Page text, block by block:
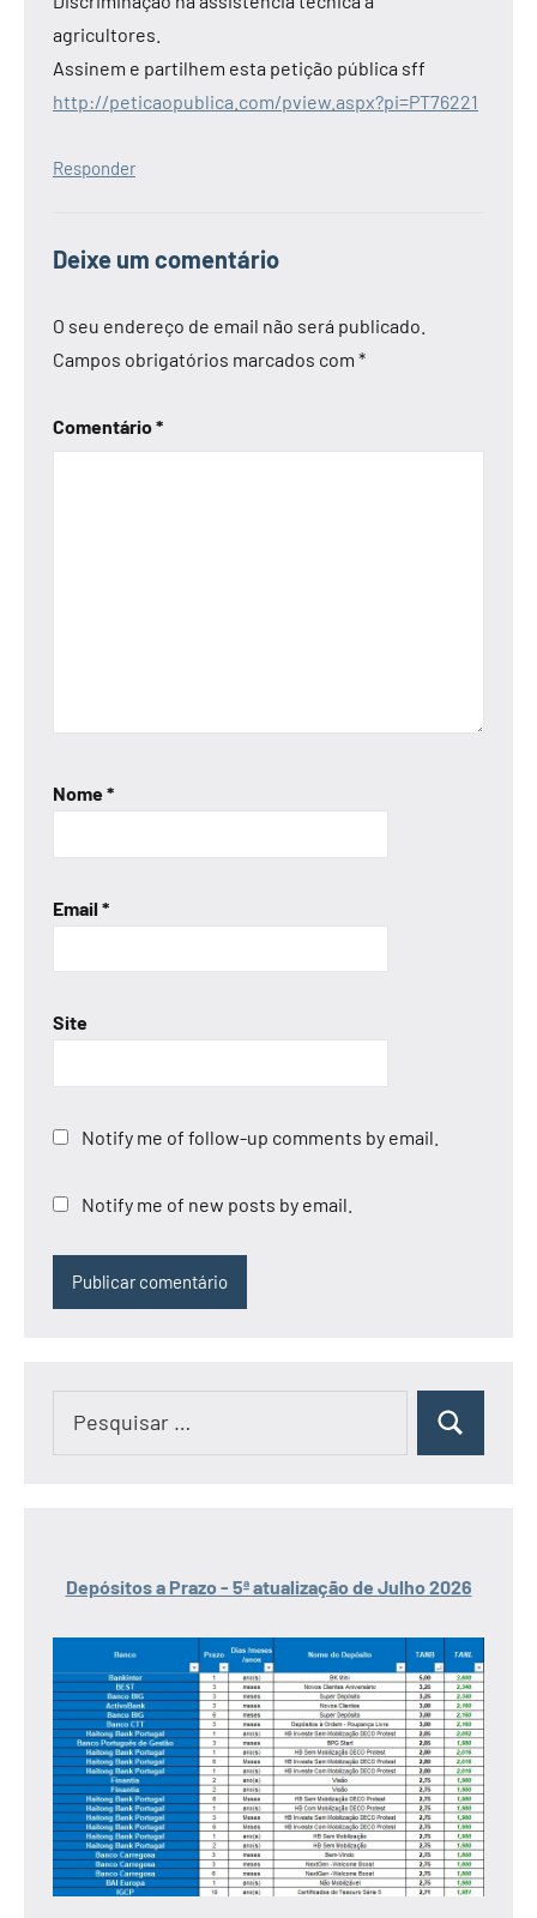
agricultores.
Assinem e partilhem esta petição pública sff
http://peticaopublica.com/pview.aspx?pi=PT76221
Responder
Deixe um comentário
O seu endereço de email não será publicado.
Campos obrigatórios marcados com *
Comentário*
Nome*
Email *
Site
Notify me of follow-up comments by email.
Notify me of new posts by email.
Pesquisar
Depósitos a Prazo - 5ª atualização de Julho 2026